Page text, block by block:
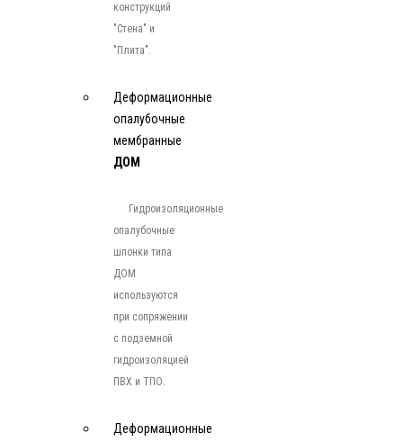
конструкций
"Стена" и
"Плита".
Деформационные
опалубочные
мембранные
ДОМ
Гидроизоляционные
опалубочные
шпонки типа
ДОМ
используются
при сопряжении
с подземной
гидроизоляцией
ПВХ и ТПО.
Деформационные